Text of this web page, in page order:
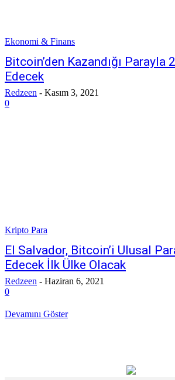
Ekonomi & Finans
Bitcoin’den Kazandığı Parayla
Edecek
Redzeen - Kasım 3, 2021
0
Kripto Para
El Salvador, Bitcoin’i Ulusal
Edecek İlk Ülke Olacak
Redzeen - Haziran 6, 2021
0
Devamını Göster